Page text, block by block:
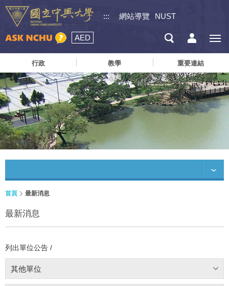
::: 網站導覽 NUST
AED
行政 教學 重要連結
首頁 最新消息
最新消息
列出單位公告 /
其他單位